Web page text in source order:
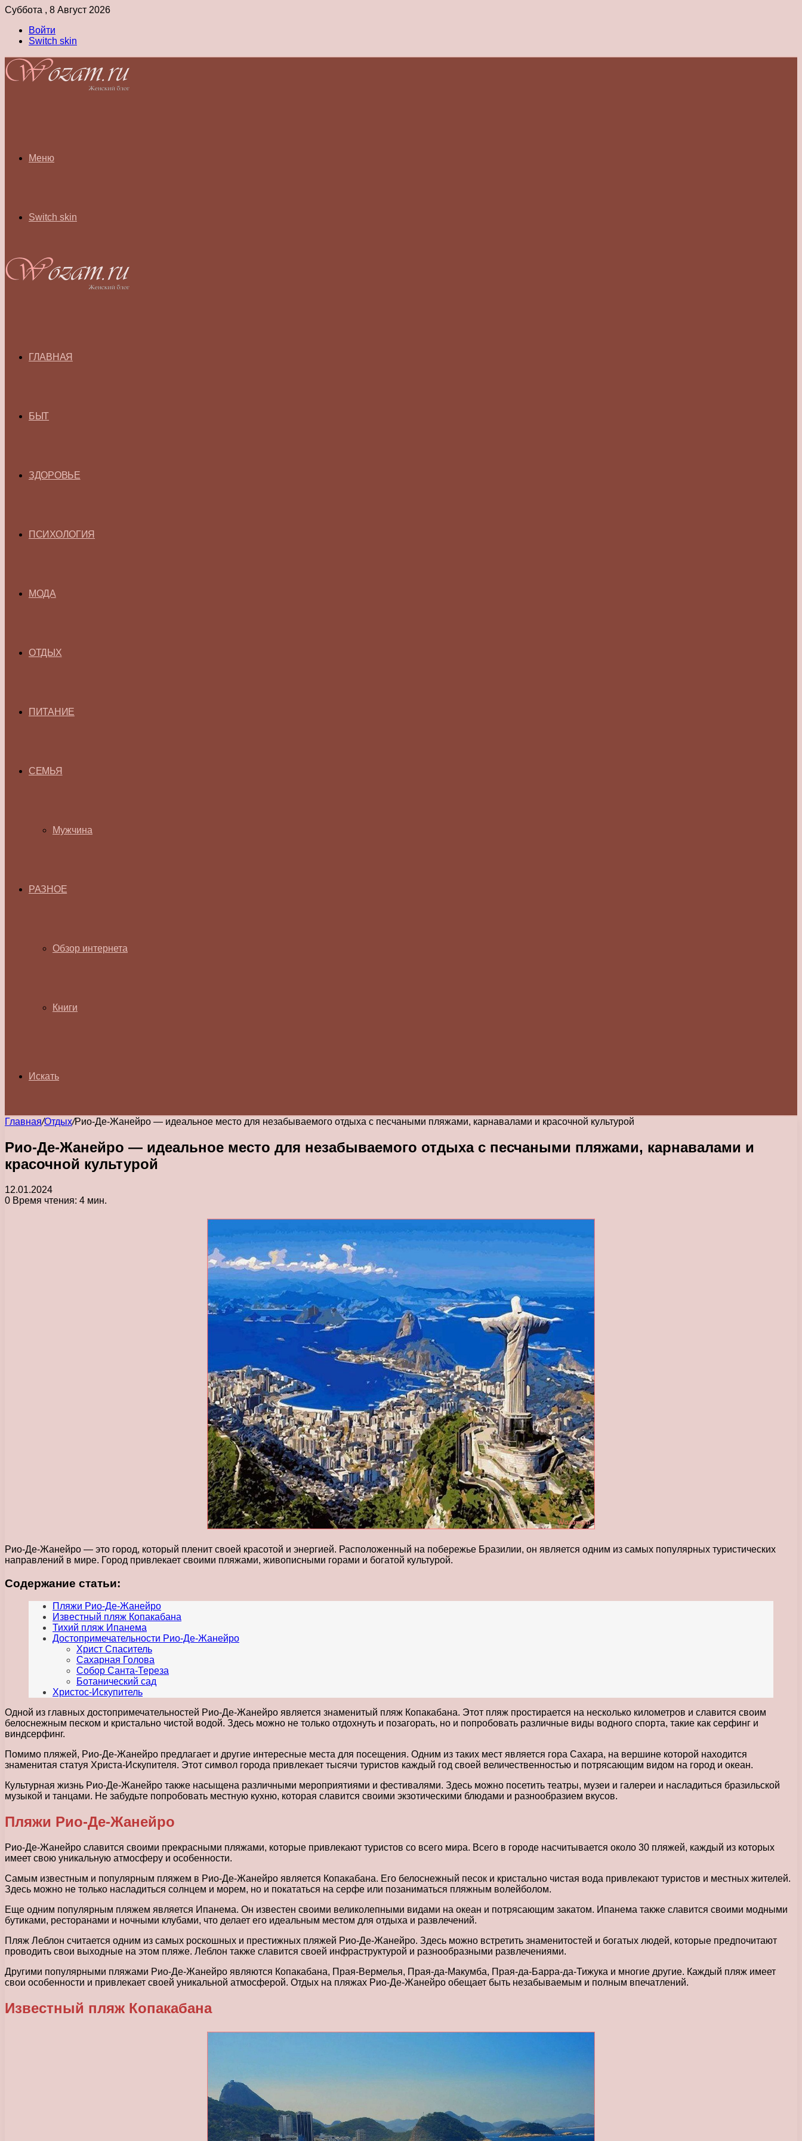
Суббота , 8 Август 2026
Войти
Switch skin
Меню
Switch skin
ГЛАВНАЯ
БЫТ
ЗДОРОВЬЕ
ПСИХОЛОГИЯ
МОДА
ОТДЫХ
ПИТАНИЕ
СЕМЬЯ
Мужчина
РАЗНОЕ
Обзор интернета
Книги
Искать
Главная/Отдых/Рио-Де-Жанейро — идеальное место для незабываемого отдыха с песчаными пляжами, карнавалами и красочной культурой
Рио-Де-Жанейро — идеальное место для незабываемого отдыха с песчаными пляжами, карнавалами и
красочной культурой
12.01.2024
0 Время чтения: 4 мин.
Рио-Де-Жанейро — это город, который пленит своей красотой и энергией. Расположенный на побережье Бразилии, он является одним из самых популярных туристических
направлений в мире. Город привлекает своими пляжами, живописными горами и богатой культурой.
Содержание статьи:
Пляжи Рио-Де-Жанейро
Известный пляж Копакабана
Тихий пляж Ипанема
Достопримечательности Рио-Де-Жанейро
Христ Спаситель
Сахарная Голова
Собор Санта-Тереза
Ботанический сад
Христос-Искупитель
Одной из главных достопримечательностей Рио-Де-Жанейро является знаменитый пляж Копакабана. Этот пляж простирается на несколько километров и славится своим
белоснежным песком и кристально чистой водой. Здесь можно не только отдохнуть и позагорать, но и попробовать различные виды водного спорта, такие как серфинг и
виндсерфинг.
Помимо пляжей, Рио-Де-Жанейро предлагает и другие интересные места для посещения. Одним из таких мест является гора Сахара, на вершине которой находится
знаменитая статуя Христа-Искупителя. Этот символ города привлекает тысячи туристов каждый год своей величественностью и потрясающим видом на город и океан.
Культурная жизнь Рио-Де-Жанейро также насыщена различными мероприятиями и фестивалями. Здесь можно посетить театры, музеи и галереи и насладиться бразильской
музыкой и танцами. Не забудьте попробовать местную кухню, которая славится своими экзотическими блюдами и разнообразием вкусов.
Пляжи Рио-Де-Жанейро
Рио-Де-Жанейро славится своими прекрасными пляжами, которые привлекают туристов со всего мира. Всего в городе насчитывается около 30 пляжей, каждый из которых
имеет свою уникальную атмосферу и особенности.
Самым известным и популярным пляжем в Рио-Де-Жанейро является Копакабана. Его белоснежный песок и кристально чистая вода привлекают туристов и местных жителей.
Здесь можно не только насладиться солнцем и морем, но и покататься на серфе или позаниматься пляжным волейболом.
Еще одним популярным пляжем является Ипанема. Он известен своими великолепными видами на океан и потрясающим закатом. Ипанема также славится своими модными
бутиками, ресторанами и ночными клубами, что делает его идеальным местом для отдыха и развлечений.
Пляж Леблон считается одним из самых роскошных и престижных пляжей Рио-Де-Жанейро. Здесь можно встретить знаменитостей и богатых людей, которые предпочитают
проводить свои выходные на этом пляже. Леблон также славится своей инфраструктурой и разнообразными развлечениями.
Другими популярными пляжами Рио-Де-Жанейро являются Копакабана, Прая-Вермелья, Прая-да-Макумба, Прая-да-Барра-да-Тижука и многие другие. Каждый пляж имеет
свои особенности и привлекает своей уникальной атмосферой. Отдых на пляжах Рио-Де-Жанейро обещает быть незабываемым и полным впечатлений.
Известный пляж Копакабана